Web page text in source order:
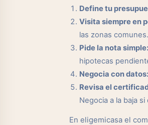
Define tu
Visita siempre en
las zonas comunes.
Pide la nota simple:
hipotecas
Negocia con datos:
Revisa el
Negocia a la baja si
En eligemicasa el